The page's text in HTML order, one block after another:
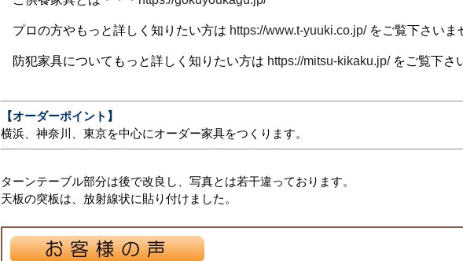
プロの方やもっと詳しく知りたい方は https://www.t-yuuki.co.jp/をご覧下さいま
防犯家具についてもっと詳しく知りたい方は https://mitsu-kikaku.jp/をご覧下さ
【オーダーポイント】
横浜、神奈川、東京を中心にオーダー家具をつくります。
ターンテーブル部分は後で改良し、写真とは若干違っております。
天板の突板は、放射線状に貼り付けました。